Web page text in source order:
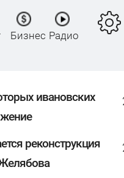
Радио
ивановских
реконструкция